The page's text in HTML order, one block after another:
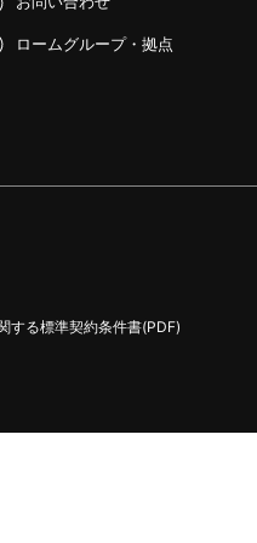
ロームグループ・拠点
する標準契約条件書(PDF)